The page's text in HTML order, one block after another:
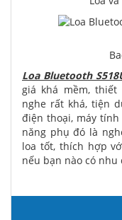
Loa Bluetooth
giá khá mềm,
nghe rất khá, tiện
điện thoại, máy
năng phụ đó là
loa tốt, thích hợp
nếu bạn nào có nhu